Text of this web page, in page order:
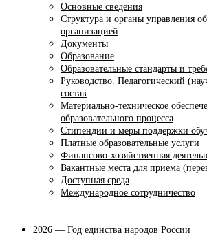
Основные сведения
Структура и органы управления
организацией
Документы
Образование
Образовательные стандарты и
Руководство. Педагогический
состав
Материально-техническое
образовательного процесса
Стипендии и меры поддержки
Платные образовательные услуги
Финансово-хозяйственная
Вакантные места для приема
Доступная среда
Международное сотрудничество
2026 — Год единства народов России